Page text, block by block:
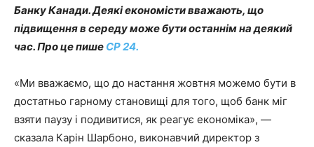
Банку Канади. Деякі економісти вважають, що
підвищення в середу може бути останнім на деякий
час. Про це пише CP 24.
«Ми вважаємо, що до настання жовтня можемо бути в
достатньо гарному становищі для того, щоб банк міг
взяти паузу і подивитися, як реагує економіка», —
сказала Карін Шарбоно, виконавчий директор з